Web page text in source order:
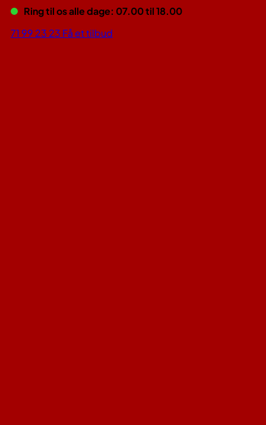
Ring til os alle dage: 07.00 til 18.00
71 99 23 23 Få et tilbud